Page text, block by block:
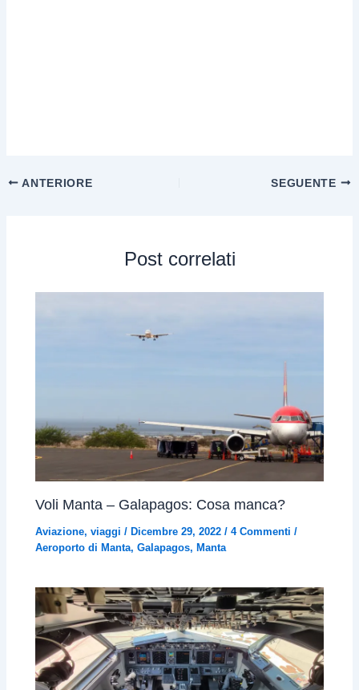
ANTERIORE SEGUENTE
Post correlati
Voli Manta – Galapagos: Cosa manca?
Aviazione,viaggi /Dicembre 29, 2022/4 Commenti /
Aeroporto di Manta,Galapagos,Manta